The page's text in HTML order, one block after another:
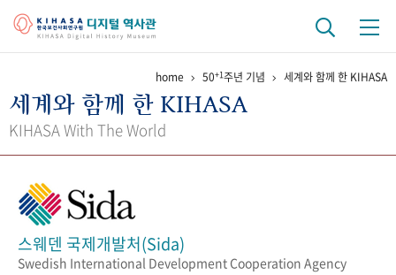
걸어온 길 기관 변천사 역대 기관장
정책과 연구 키워드로 보는 연구 역사
간행물 변천사
home 50+1주년 기념 세계와 함께 한 KIHASA
세계와 함께 한 KIHASA
KIHASA With The World
스웨덴 국제개발처(Sida)
Swedish International Development Cooperation Agency